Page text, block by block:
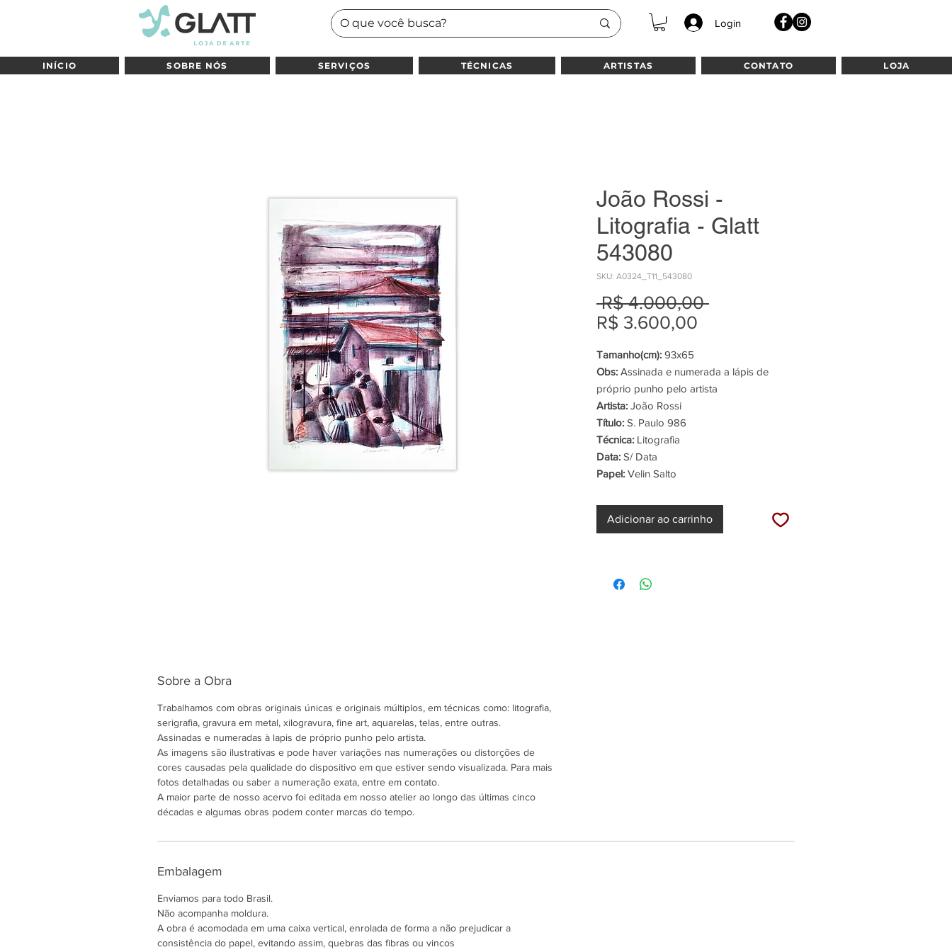
Login
INÍCIO SOBRE NÓS SERVIÇOS TÉCNICAS ARTISTAS CONTATO LOJA
João Rossi -
Litografia - Glatt
543080
SKU: A0324_T11_543080
R$ 4.000,00 Preço
R$ 3.600,00
Tamanho(cm): 93x65
Obs: Assinada e numerada a lápis de
próprio punho pelo artista
Artista: João Rossi
Título: S. Paulo 986
Técnica: Litografia
Data: S/ Data
Papel: Velin Salto
Adicionar ao carrinho
Sobre a Obra
Trabalhamos com obras originais únicas e originais múltiplos, em técnicas como: litografia,
serigrafia, gravura em metal, xilogravura, fine art, aquarelas, telas, entre outras.
Assinadas e numeradas à lapis de próprio punho pelo artista.
As imagens são ilustrativas e pode haver variações nas numerações ou distorções de
cores causadas pela qualidade do dispositivo em que estiver sendo visualizada. Para mais
fotos detalhadas ou saber a numeração exata, entre em contato.
A maior parte de nosso acervo foi editada em nosso atelier ao longo das últimas cinco
décadas e algumas obras podem conter marcas do tempo.
Embalagem
Enviamos para todo Brasil.
Não acompanha moldura.
A obra é acomodada em uma caixa vertical, enrolada de forma a não prejudicar a
consistência do papel, evitando assim, quebras das fibras ou vincos